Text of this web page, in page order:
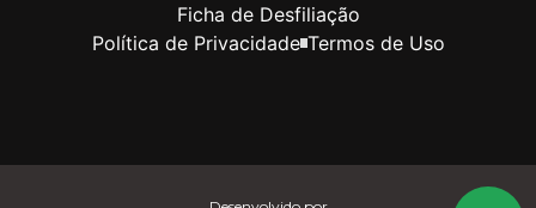
Ficha de Desfiliação
Política de Privacidade Termos de Uso